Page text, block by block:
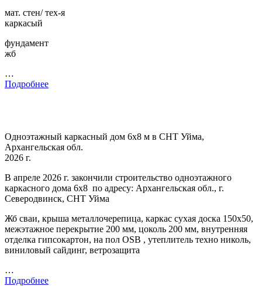
мат. стен/ тех-я
каркасый
фундамент
жб
…
Подробнее
Одноэтажный каркасный дом 6х8 м в СНТ Уйма,
Архангельская обл.
2026 г.
В апреле 2026 г. закончили строительство одноэтажного
каркасного дома 6х8 по адресу: Архангельская обл., г.
Северодвинск, СНТ Уйма
Жб сваи, крыша металлочерепица, каркас сухая доска 150х50,
межэтажное перекрытие 200 мм, цоколь 200 мм, внутренняя
отделка гипсокартон, на пол OSB , утеплитель техно николь,
виниловый сайдинг, ветрозащита
…
Подробнее